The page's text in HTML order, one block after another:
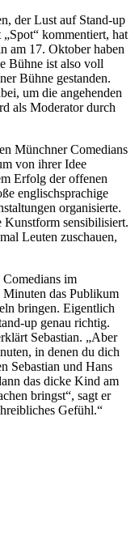
der Lust auf Stand-up
kommentiert, hat
am 17. Oktober haben
Bühne ist also voll
Bühne gestanden.
um die angehenden
als Moderator durch
Münchner Comedians
von ihrer Idee
Erfolg der offenen
englischsprachige
organisierte.
Kunstform sensibilisiert.
Leuten zuschauen,
im
das Publikum
bringen. Eigentlich
up genau richtig.
Sebastian. „Aber
in denen du dich
Sebastian und Hans
das dicke Kind am
bringst“, sagt er
Gefühl.“